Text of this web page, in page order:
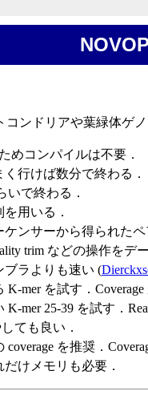
コンドリアや葉緑体ゲ
めコンパイルは不要．
く行けば数分で終わる
いで終わる．
を用いる．
ケンサーから得られた
trim などの操作をデ
ブラよりも速い (
K-mer を試す．
K-mer 25-39 を試す．
ても良い．
coverage を推奨．
だけメモリも必要．